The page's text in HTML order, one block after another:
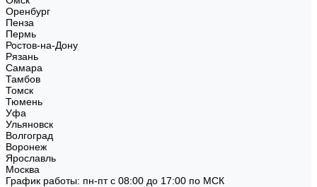
Оренбург
Пенза
Пермь
Ростов-на-Дону
Рязань
Самара
Тамбов
Томск
Тюмень
Уфа
Ульяновск
Волгоград
Воронеж
Ярославль
Москва
График работы: пн-пт с 08:00 до 17:00 по МСК